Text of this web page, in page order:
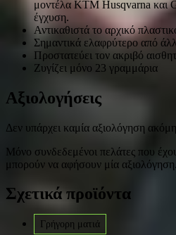
μοντέλα KTM Husqvarna και
έγχυση.
Αντικαθιστά το αρχικό
Σημαντικά ελαφρύτερο από
Προστατεύει τον ακριβό
Ζυγίζει μόνο 23 γραμμάρια
Αξιολογήσεις
Δεν υπάρχει καμία αξιολόγηση
Μόνο συνδεδεμένοι πελάτες που
μπορούν να αφήσουν μία αξιολόγηση.
Σχετικά προϊόντα
Γρήγορη ματιά